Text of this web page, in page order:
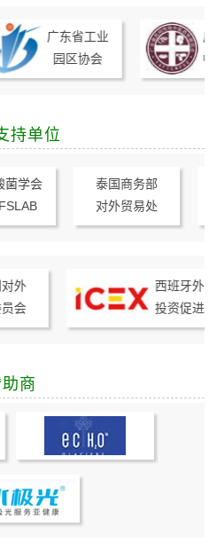
广东省工业
园区协会
广
中
持单位
学会
泰国商务部
对外贸易处
外
西班牙外贸
投资促进局
商